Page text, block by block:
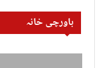
باورچی خانہ